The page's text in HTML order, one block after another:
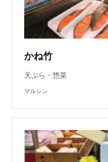
かね竹
天ぷら・惣菜
マルシン